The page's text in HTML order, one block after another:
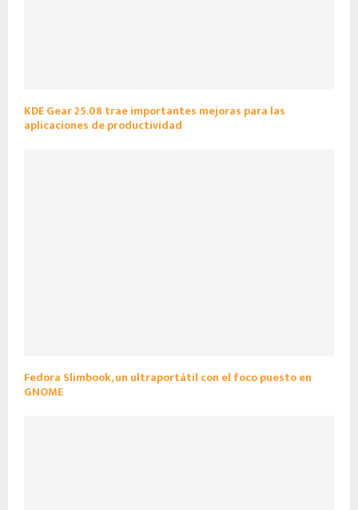
KDE Gear 25.08 trae importantes mejoras para las
aplicaciones de productividad
Fedora Slimbook, un ultraportátil con el foco puesto en
GNOME